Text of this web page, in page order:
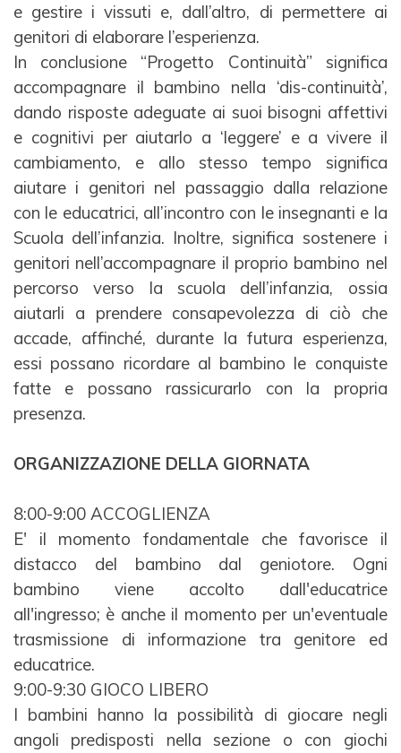
e gestire i vissuti e, dall’altro, di permettere ai
genitori di elaborare l’esperienza.
In conclusione “Progetto Continuità” significa
accompagnare il bambino nella ‘dis-continuità’,
dando risposte adeguate ai suoi bisogni affettivi
e cognitivi per aiutarlo a ‘leggere’ e a vivere il
cambiamento, e allo stesso tempo significa
aiutare i genitori nel passaggio dalla relazione
con le educatrici, all’incontro con le insegnanti e la
Scuola dell’infanzia. Inoltre, significa sostenere i
genitori nell’accompagnare il proprio bambino nel
percorso verso la scuola dell’infanzia, ossia
aiutarli a prendere consapevolezza di ciò che
accade, affinché, durante la futura esperienza,
essi possano ricordare al bambino le conquiste
fatte e possano rassicurarlo con la propria
presenza.
ORGANIZZAZIONE DELLA GIORNATA
8:00-9:00 ACCOGLIENZA
E' il momento fondamentale che favorisce il
distacco del bambino dal geniotore. Ogni
bambino viene accolto dall'educatrice
all'ingresso; è anche il momento per un'eventuale
trasmissione di informazione tra genitore ed
educatrice.
9:00-9:30 GIOCO LIBERO
I bambini hanno la possibilità di giocare negli
angoli predisposti nella sezione o con giochi